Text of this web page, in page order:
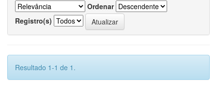
Ordenar
Registro(s)
Resultado 1-1 de 1.